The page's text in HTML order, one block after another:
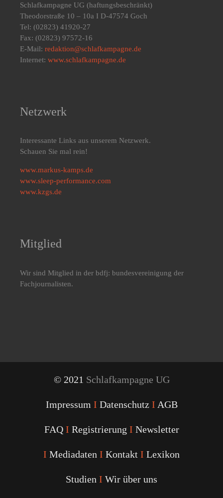
Schlafkampagne UG (haftungsbeschränkt)
Theodorstraße 10 – 10a I D-47574 Goch
Tel: (02823) 41920-27
Fax: (02823) 97572-16
E-Mail: redaktion@schlafkampagne.de
Internet: www.schlafkampagne.de
Netzwerk
Interessante Links aus unserem Netzwerk.
Schauen Sie mal rein!
www.markus-kamps.de
www.sleep-performance.com
www.kzgs.de
Mitglied
Wir sind Mitglied in der bdfj: bundesvereinigung der
Fachjournalisten.
© 2021 Schlafkampagne UG
Impressum I Datenschutz I AGB
FAQ I Registrierung I Newsletter
I Mediadaten I Kontakt I Lexikon
Studien I Wir über uns